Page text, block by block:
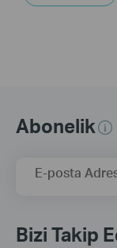
Abonelik
E-posta
Bizi Takip